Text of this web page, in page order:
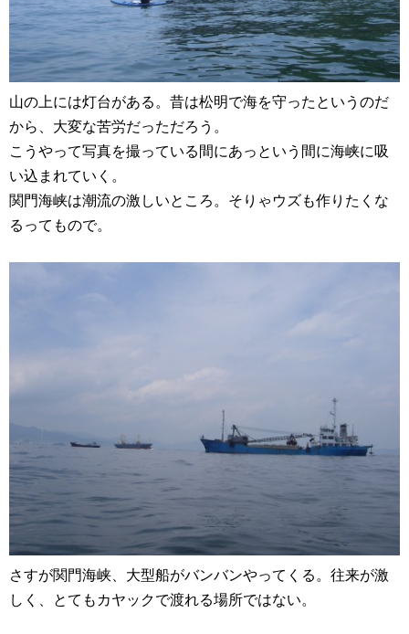
山の上には灯台がある。昔は松明で海を守ったというのだ
から、大変な苦労だっただろう。
こうやって写真を撮っている間にあっという間に海峡に吸
い込まれていく。
関門海峡は潮流の激しいところ。そりゃウズも作りたくな
るってもので。
さすが関門海峡、大型船がバンバンやってくる。往来が激
しく、とてもカヤックで渡れる場所ではない。